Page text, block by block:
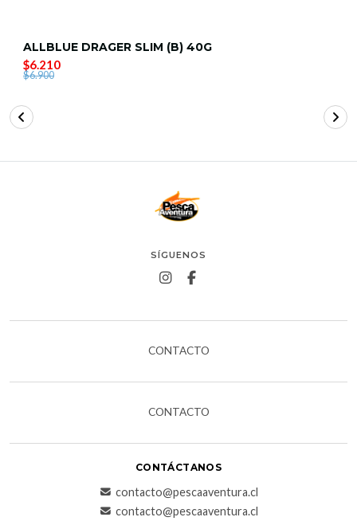
ALLBLUE DRAGER SLIM (B) 40G
$6.210
$6.900
SÍGUENOS
CONTACTO
CONTACTO
CONTÁCTANOS
contacto@pescaaventura.cl
contacto@pescaaventura.cl